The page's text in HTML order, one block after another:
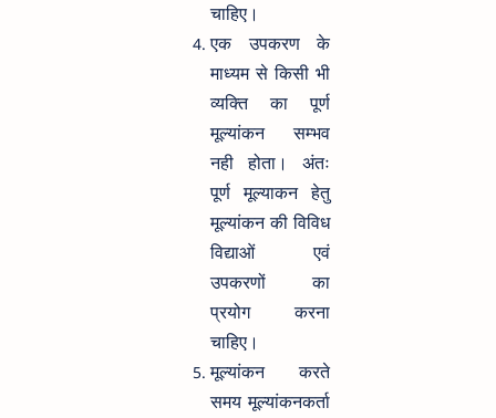
चाहिए।
एक उपकरण के
माध्यम से किसी भी
व्यक्ति का पूर्ण
मूल्यांकन सम्भव
नही होता। अंतः
पूर्ण मूल्याकन हेतु
मूल्यांकन की विविध
विद्याओं एवं
उपकरणों का
प्रयोग करना
चाहिए।
मूल्यांकन करते
समय मूल्यांकनकर्ता